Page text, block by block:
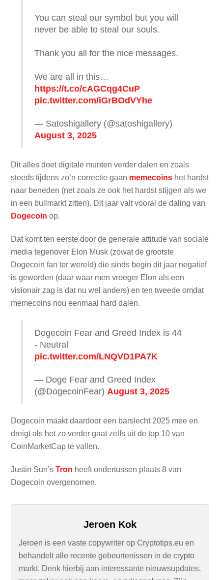
You can steal our symbol but you will
never be able to steal our souls.
Thank you all for the nice messages.
We are all in this…
https://t.co/cAGCqg4CuP
pic.twitter.com/iGrBOdVYhe
— Satoshigallery (@satoshigallery)
August 3, 2025
Dit alles doet digitale munten verder dalen en zoals
steeds tijdens zo’n correctie gaan memecoins het hardst
naar beneden (net zoals ze ook het hardst stijgen als we
in een bullmarkt zitten). Dit jaar valt vooral de daling van
Dogecoin op.
Dat komt ten eerste door de generale attitude van sociale
media tegenover Elon Musk (zowat de grootste
Dogecoin fan ter wereld) die sinds begin dit jaar negatief
is geworden (daar waar men vroeger Elon als een
visionair zag is dat nu wel anders) en ten tweede omdat
memecoins nou eenmaal hard dalen.
Dogecoin Fear and Greed Index is 44
- Neutral
pic.twitter.com/LNQVD1PA7K
— Doge Fear and Greed Index
(@DogecoinFear)August 3, 2025
Dogecoin maakt daardoor een barslecht 2025 mee en
dreigt als het zo verder gaat zelfs uit de top 10 van
CoinMarketCap te vallen.
Justin Sun’sTron heeft ondertussen plaats 8 van
Dogecoin overgenomen.
Jeroen Kok
Jeroen is een vaste copywriter op Cryptotips.eu en
behandelt alle recente gebeurtenissen in de crypto
markt. Denk hierbij aan interessante nieuwsupdates,